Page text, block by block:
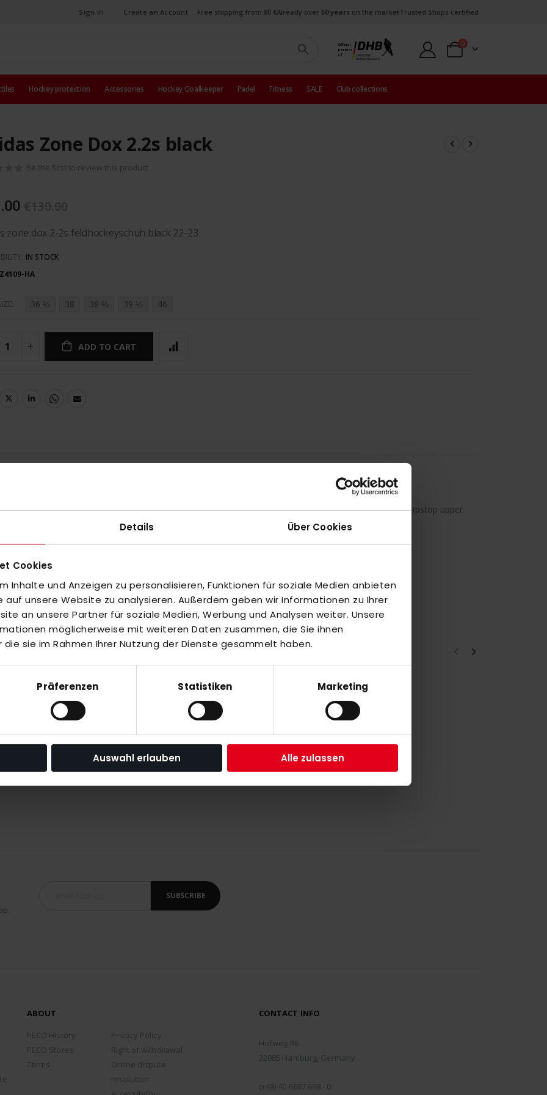
Details Über Cookies
Cookies
Inhalte und Anzeigen zu personalisieren, Funktionen für soziale Medien anbieten
auf unsere Website zu analysieren. Außerdem geben wir Informationen zu Ihrer
an unsere Partner für soziale Medien, Werbung und Analysen weiter. Unsere
möglicherweise mit weiteren Daten zusammen, die Sie ihnen
sie im Rahmen Ihrer Nutzung der Dienste gesammelt haben.
Präferenzen Statistiken Marketing
Auswahl erlauben Alle zulassen
Sign In Create an Account Free shipping from 80 €Already over 50 years on the marketTrusted Shops certified
Official
partner
of
Cart
0items
Hockey protection Accessories Hockey Goalkeeper Padel Fitness SALE Club collections
Zone Dox 2.2s black
Be the first to review this product
zone dox 2-2s feldhockeyschuh black 22-23
IN STOCK
HA
36 ⅔ 38 38 ⅔ 39 ⅓ 46
ADD TO CART
down of the Hockey Lux 2.2 shoes, these shoes feature a Continental™ rubber outsole and a new ripstop upper.
conditions.
mesh material.
from the ball.
SUBSCRIBE
ABOUT
PECO History
PECO Stores
Terms
Privacy Policy
Right of withdrawal
Online dispute
resolution
CONTACT INFO
Hofweg 96
22085 Hamburg, Germany
(+49) 40 6887 688 - 0